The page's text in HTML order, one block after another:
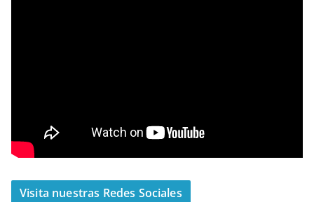
Visita nuestras Redes Sociales